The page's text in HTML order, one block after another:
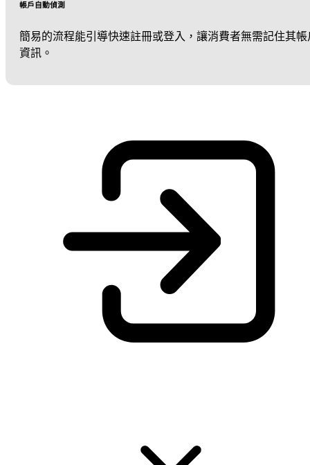
帳戶自動偵測
簡易的流程能引導快速註冊或登入，讓消費者無需記住其帳
資訊。